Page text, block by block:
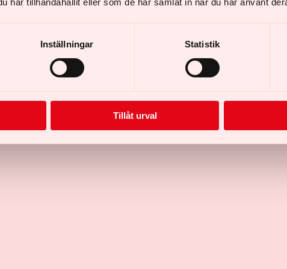
Inställningar Statistik
Tillåt urval